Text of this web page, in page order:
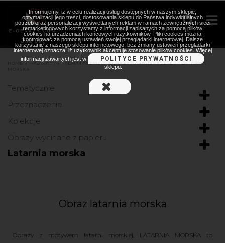
PLAKATY > TEMATYCZNIE
LATARNIA
Tematycznie
Przeznaczenie
Kolekcje
Obrazy wycinane z papieru
Latarnia morska
Obraz latarnia morska
Obrazy z motywem latarni morskiej, LATARNIA MORSKA to
Informujemy, iż w celu realizacji usług dostępnych w naszym sklepie,
optymalizacji jego treści, dostosowania sklepu do Państwa indywidualnych
potrzeb oraz personalizacji wyświetlanych reklam w ramach zewnętrznych sieci
remarketingowych korzystamy z informacji zapisanych za pomocą plików
cookies na urządzeniach końcowych użytkowników. Pliki cookies można
kontrolować za pomocą ustawień swojej przeglądarki internetowej. Dalsze
korzystanie z naszego sklepu internetowego, bez zmiany ustawień przeglądarki
internetowej oznacza, iż użytkownik akceptuje stosowanie plików cookies. Więcej
informacji zawartych jest w
POLITYCE PRYWATNOŚCI
sklepu.